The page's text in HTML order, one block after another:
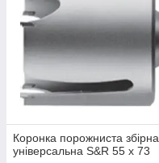
Коронка порожниста збірна
універсальна S&R 55 х 73